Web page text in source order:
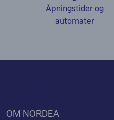
Åpningstider og
automater
OM NORDEA